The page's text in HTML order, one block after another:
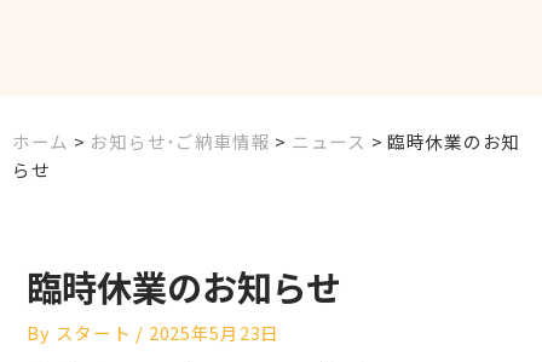
ホーム > お知らせ･ご納車情報 > ニュース >臨時休業のお知
らせ
臨時休業のお知らせ
By スタート / 2025年5月23日